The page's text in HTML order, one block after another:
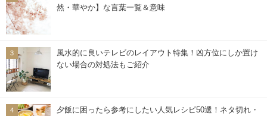
然・華やか】な言葉一覧＆意味
風水的に良いテレビのレイアウト特集！凶方位にしか置け
ない場合の対処法もご紹介
夕飯に困ったら参考にしたい人気レシピ50選！ネタ切れ・